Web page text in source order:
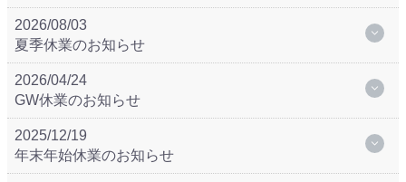
2026/08/03
夏季休業のお知らせ
2026/04/24
GW休業のお知らせ
2025/12/19
年末年始休業のお知らせ